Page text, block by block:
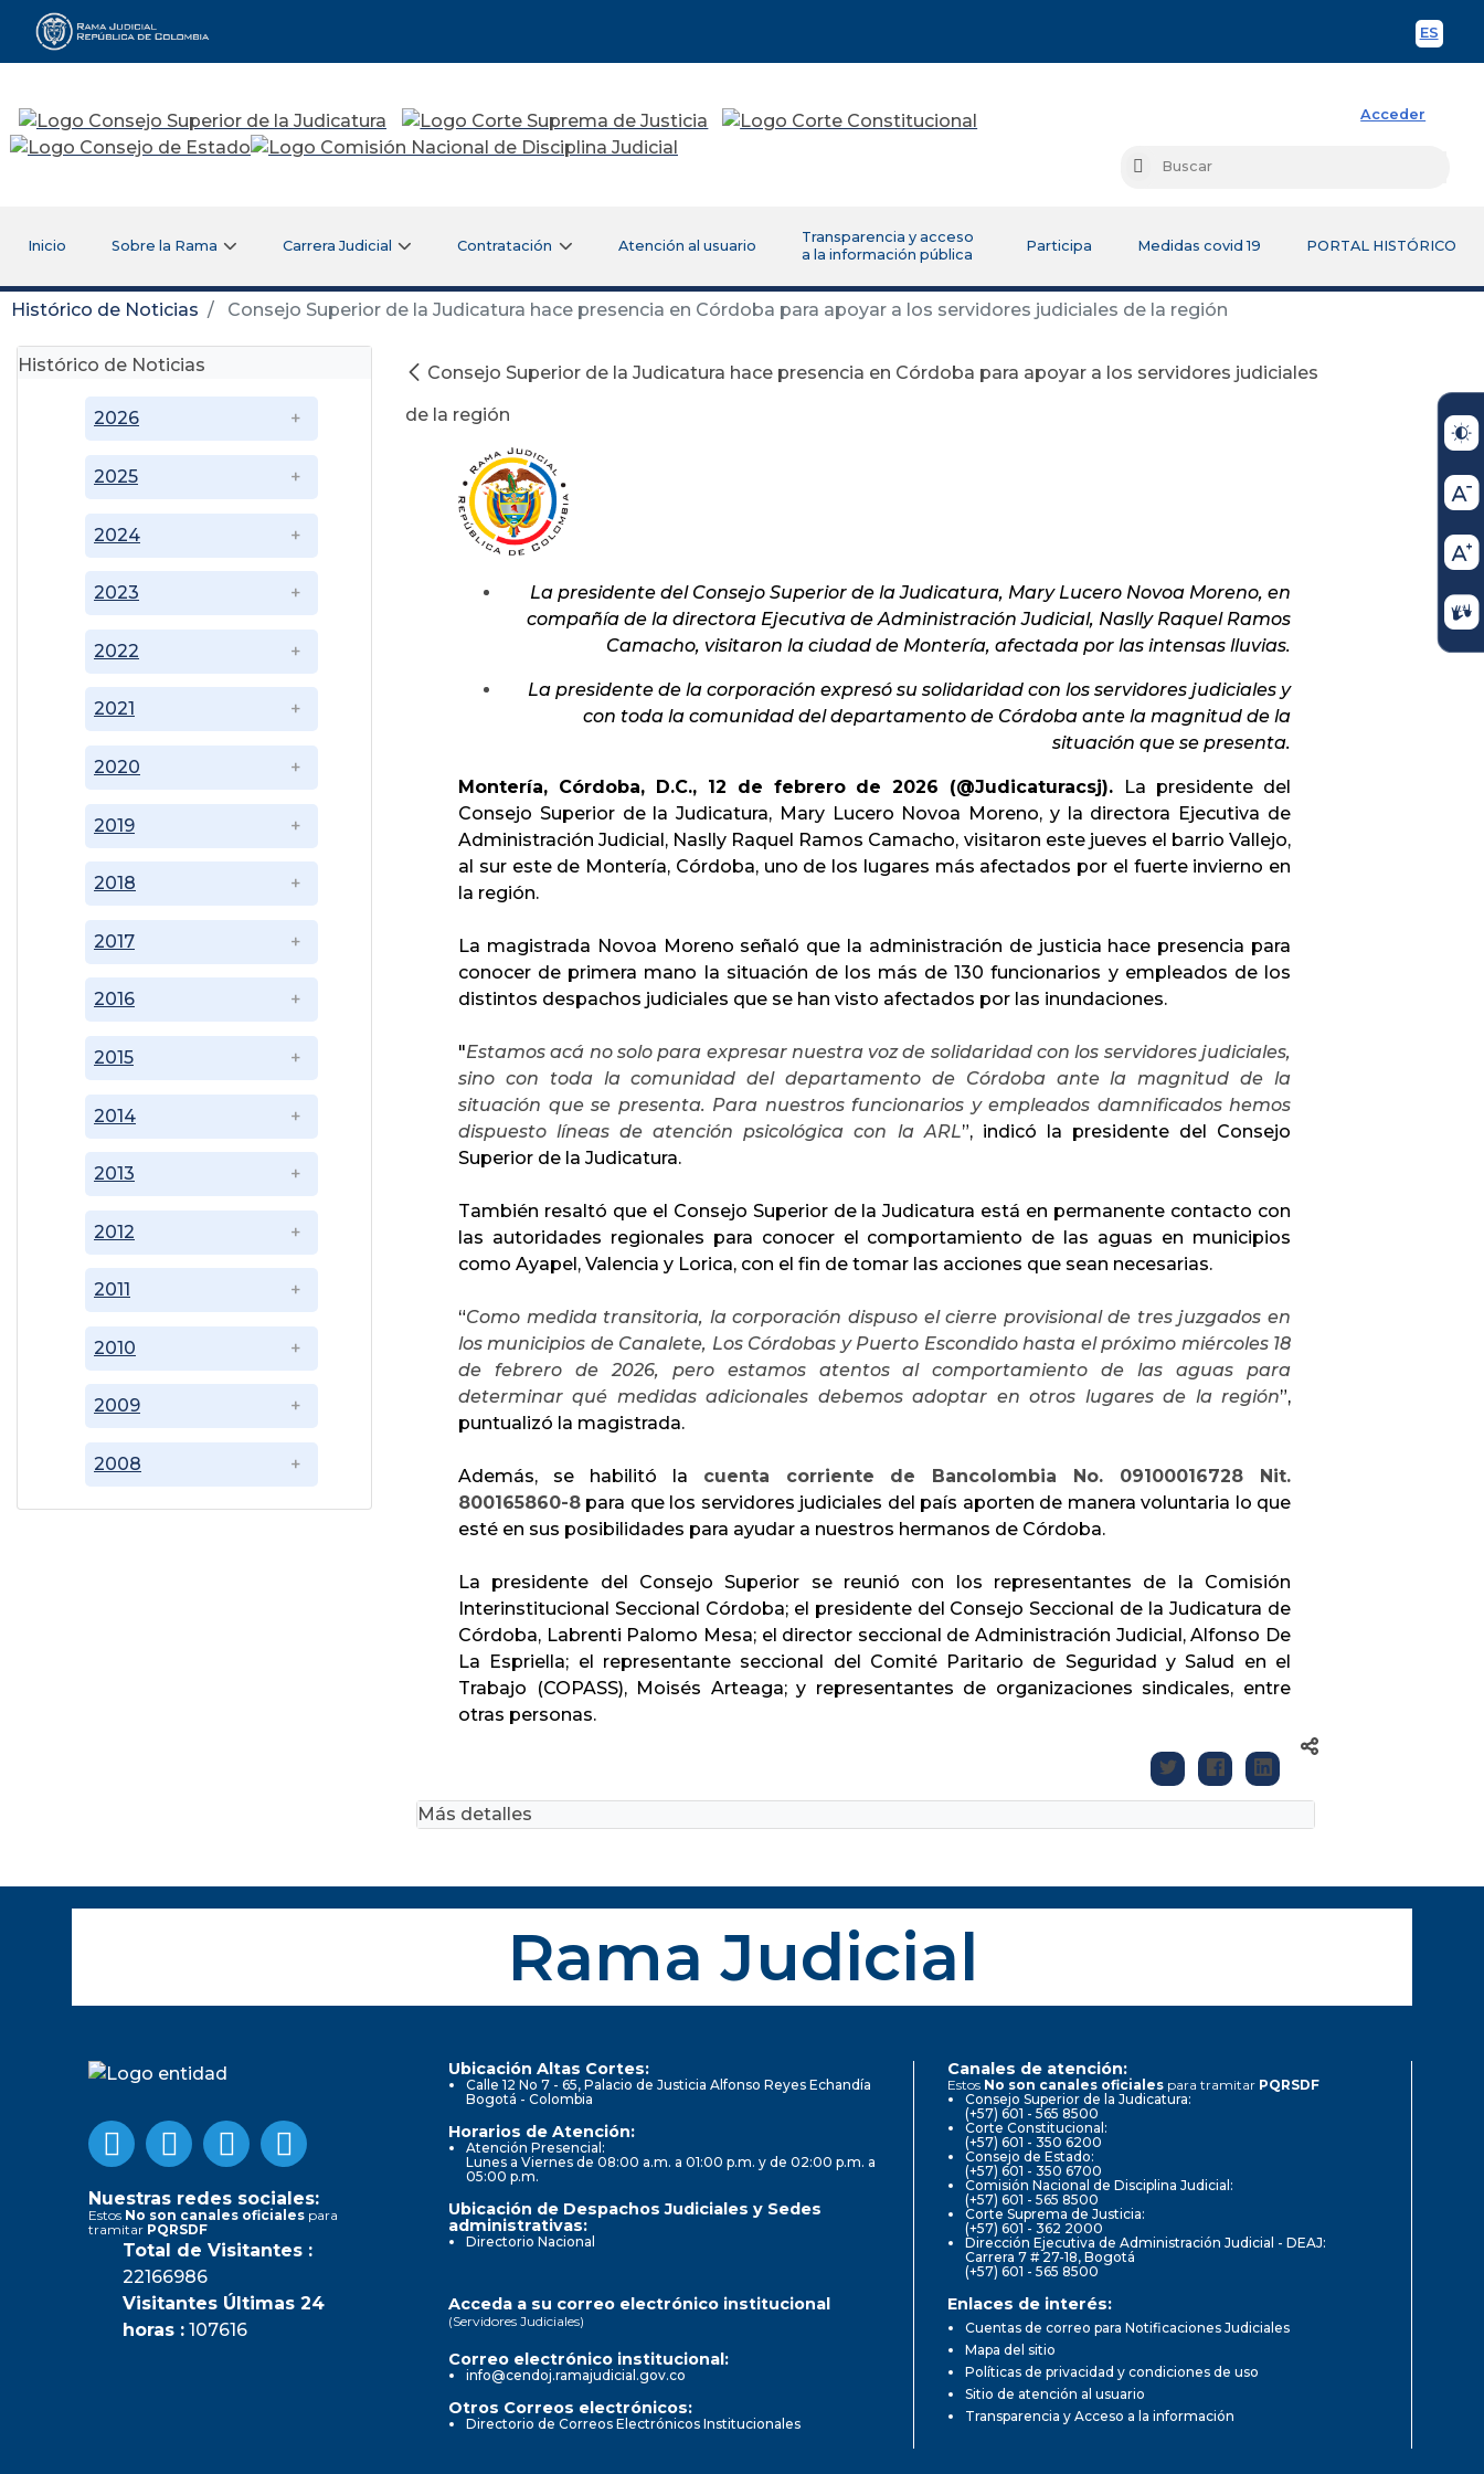
ES
Rama Judicial
Acceder
Buscar
Inicio Sobre la Rama Carrera Judicial Contratación Atención al usuario
Transparencia y acceso
a la información pública
Participa Medidas covid 19 PORTAL HISTÓRICO
Histórico de Noticias Consejo Superior de la Judicatura hace presencia en Córdoba para apoyar a los servidores judiciales de la región
Histórico de Noticias
2008
2009
2010
2011
2012
2013
2014
2015
2016
2017
2018
2019
2020
2021
2022
2023
2024
2025
2026
Consejo Superior de la Judicatura hace presencia en Córdoba para apoyar a los servidores judiciales
de la región
La presidente del Consejo Superior de la Judicatura, Mary Lucero Novoa Moreno, en
compañía de la directora Ejecutiva de Administración Judicial, Naslly Raquel Ramos
Camacho, visitaron la ciudad de Montería, afectada por las intensas lluvias.
La presidente de la corporación expresó su solidaridad con los servidores judiciales y
con toda la comunidad del departamento de Córdoba ante la magnitud de la
situación que se presenta.
Montería, Córdoba, D.C., 12 de febrero de 2026 (@Judicaturacsj). La presidente del
Consejo Superior de la Judicatura, Mary Lucero Novoa Moreno, y la directora Ejecutiva de
Administración Judicial, Naslly Raquel Ramos Camacho, visitaron este jueves el barrio Vallejo,
al sur este de Montería, Córdoba, uno de los lugares más afectados por el fuerte invierno en
la región.
La magistrada Novoa Moreno señaló que la administración de justicia hace presencia para
conocer de primera mano la situación de los más de 130 funcionarios y empleados de los
distintos despachos judiciales que se han visto afectados por las inundaciones.
"Estamos acá no solo para expresar nuestra voz de solidaridad con los servidores judiciales,
sino con toda la comunidad del departamento de Córdoba ante la magnitud de la
situación que se presenta. Para nuestros funcionarios y empleados damnificados hemos
dispuesto líneas de atención psicológica con la ARL”, indicó la presidente del Consejo
Superior de la Judicatura.
También resaltó que el Consejo Superior de la Judicatura está en permanente contacto con
las autoridades regionales para conocer el comportamiento de las aguas en municipios
como Ayapel, Valencia y Lorica, con el fin de tomar las acciones que sean necesarias.
“Como medida transitoria, la corporación dispuso el cierre provisional de tres juzgados en
los municipios de Canalete, Los Córdobas y Puerto Escondido hasta el próximo miércoles 18
de febrero de 2026, pero estamos atentos al comportamiento de las aguas para
determinar qué medidas adicionales debemos adoptar en otros lugares de la región”,
puntualizó la magistrada.
Además, se habilitó la cuenta corriente de Bancolombia No. 09100016728 Nit.
800165860-8 para que los servidores judiciales del país aporten de manera voluntaria lo que
esté en sus posibilidades para ayudar a nuestros hermanos de Córdoba.
La presidente del Consejo Superior se reunió con los representantes de la Comisión
Interinstitucional Seccional Córdoba; el presidente del Consejo Seccional de la Judicatura de
Córdoba, Labrenti Palomo Mesa; el director seccional de Administración Judicial, Alfonso De
La Espriella; el representante seccional del Comité Paritario de Seguridad y Salud en el
Trabajo (COPASS), Moisés Arteaga; y representantes de organizaciones sindicales, entre
otras personas.
Más detalles
Rama Judicial
Nuestras redes sociales:
Estos No son canales oficiales para
tramitar PQRSDF
Total de Visitantes :
22166986
Visitantes Últimas 24
horas : 107616
Ubicación Altas Cortes:
Calle 12 No 7 - 65, Palacio de Justicia Alfonso Reyes Echandía
Bogotá - Colombia
Horarios de Atención:
Atención Presencial:
Lunes a Viernes de 08:00 a.m. a 01:00 p.m. y de 02:00 p.m. a
05:00 p.m.
Ubicación de Despachos Judiciales y Sedes
administrativas:
Directorio Nacional
Canales de atención:
Estos No son canales oficiales para tramitar PQRSDF
Consejo Superior de la Judicatura:
(+57) 601 - 565 8500
Corte Constitucional:
(+57) 601 - 350 6200
Consejo de Estado:
(+57) 601 - 350 6700
Comisión Nacional de Disciplina Judicial:
(+57) 601 - 565 8500
Corte Suprema de Justicia:
(+57) 601 - 362 2000
Dirección Ejecutiva de Administración Judicial - DEAJ:
Carrera 7 # 27-18, Bogotá
(+57) 601 - 565 8500
Acceda a su correo electrónico institucional
(Servidores Judiciales)
Correo electrónico institucional:
info@cendoj.ramajudicial.gov.co
Otros Correos electrónicos:
Directorio de Correos Electrónicos Institucionales
Enlaces de interés:
Cuentas de correo para Notificaciones Judiciales
Mapa del sitio
Políticas de privacidad y condiciones de uso
Sitio de atención al usuario
Transparencia y Acceso a la información